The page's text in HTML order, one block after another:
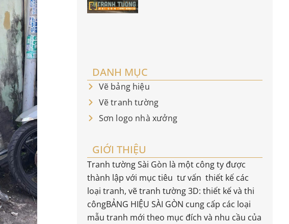
DANH MỤC
Vẽ bảng hiệu
Vẽ tranh tường
Sơn logo nhà xưởng
GIỚI THIỆU
Tranh tường Sài Gòn là một công ty được
thành lập với mục tiêu tư vấn thiết kế các
loại tranh, vẽ tranh tường 3D: thiết kế và thi
côngBẢNG HIỆU SÀI GÒN cung cấp các loại
mẫu tranh mới theo mục đích và nhu cầu của